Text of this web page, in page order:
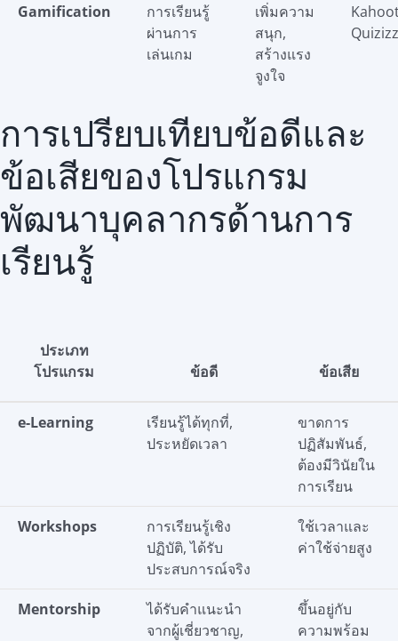
Gamification
การเรียนรู้
ผ่านการ
เล่นเกม
เพิ่มความ
สนุก,
สร้างแรง
จูงใจ
Quizizz
การเปรียบเทียบข้อดีและ
ข้อเสียของโปรแกรม
พัฒนาบุคลากรด้านการ
เรียนรู้
ประเภท
โปรแกรม
ข้อดี ข้อเสีย
e-Learning
เรียนรู้ได้ทุกที่,
ประหยัดเวลา
ขาดการ
ปฏิสัมพันธ์,
ต้องมีวินัยใน
การเรียน
Workshops
การเรียนรู้เชิง
ปฏิบัติ, ได้รับ
ประสบการณ์จริง
ใช้เวลาและ
ค่าใช้จ่ายสูง
Mentorship
ได้รับคำแนะนำ
จากผู้เชี่ยวชาญ,
ขึ้นอยู่กับ
ความพร้อม